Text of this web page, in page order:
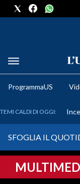
METEO
CRONACA SARDEGNA
ProgrammaUS
TEMI CALDI DI OGGI:
SFOGLIA IL